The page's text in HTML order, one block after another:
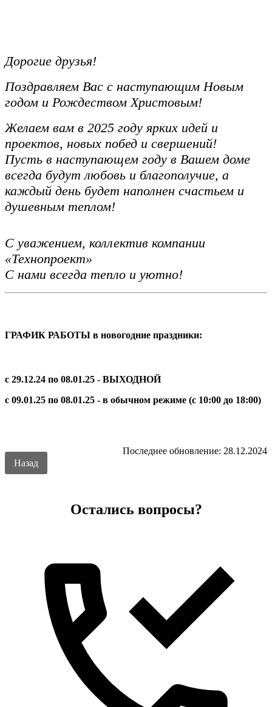
Дорогие друзья!
Поздравляем Вас с наступающим Новым
годом и Рождеством Христовым!
Желаем вам в 2025 году ярких идей и
проектов, новых побед и свершений!
Пусть в наступающем году в Вашем доме
всегда будут любовь и благополучие, а
каждый день будет наполнен счастьем и
душевным теплом!
С уважением, коллектив компании
«Технопроект»
С нами всегда тепло и уютно!
ГРАФИК РАБОТЫ в новогодние праздники:
с 29.12.24 по 08.01.25 - ВЫХОДНОЙ
с 09.01.25 по 08.01.25 - в обычном режиме (с 10:00 до 18:00)
Последнее обновление: 28.12.2024
Назад
Остались вопросы?